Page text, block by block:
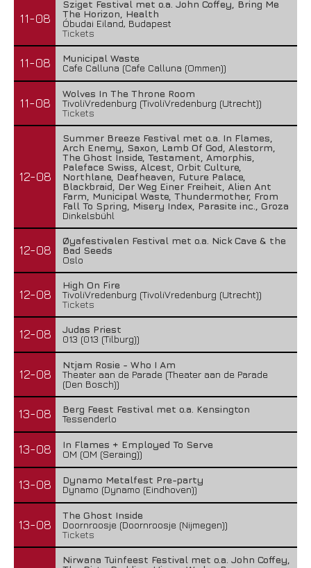
11-08
Sziget Festival met o.a. John Coffey, Bring Me
The Horizon, Health
Óbudai Eiland, Budapest
Tickets
11-08
Municipal Waste
Cafe Calluna (Cafe Calluna (Ommen))
11-08
Wolves In The Throne Room
TivoliVredenburg (TivoliVredenburg (Utrecht))
Tickets
12-08
Summer Breeze Festival met o.a. In Flames,
Arch Enemy, Saxon, Lamb Of God, Alestorm,
The Ghost Inside, Testament, Amorphis,
Paleface Swiss, Alcest, Orbit Culture,
Northlane, Deafheaven, Future Palace,
Blackbraid, Der Weg Einer Freiheit, Alien Ant
Farm, Municipal Waste, Thundermother, From
Fall To Spring, Misery Index, Parasite inc., Groza
Dinkelsbühl
12-08
Øyafestivalen Festival met o.a. Nick Cave & the
Bad Seeds
Oslo
12-08
High On Fire
TivoliVredenburg (TivoliVredenburg (Utrecht))
Tickets
12-08
Judas Priest
013 (013 (Tilburg))
12-08
Ntjam Rosie - Who I Am
Theater aan de Parade (Theater aan de Parade
(Den Bosch))
13-08
Berg Feest Festival met o.a. Kensington
Tessenderlo
13-08
In Flames + Employed To Serve
OM (OM (Seraing))
13-08
Dynamo Metalfest Pre-party
Dynamo (Dynamo (Eindhoven))
13-08
The Ghost Inside
Doornroosje (Doornroosje (Nijmegen))
Tickets
Nirwana Tuinfeest Festival met o.a. John Coffey,